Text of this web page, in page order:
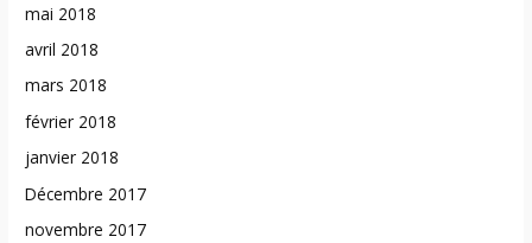
mai 2018
avril 2018
mars 2018
février 2018
janvier 2018
Décembre 2017
novembre 2017